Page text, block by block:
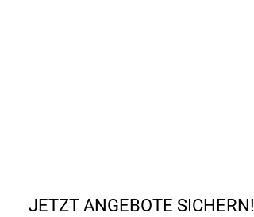
JETZT ANGEBOTE SICHERN!